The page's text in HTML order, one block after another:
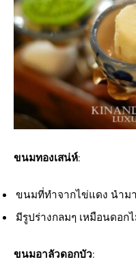
ขนมทองเสน่ห์:
ขนมที่ทำจากไข่แดง นำม
มีรูปร่างกลมๆ เหมือนดอก
ขนมอาลัวดอกบัว: